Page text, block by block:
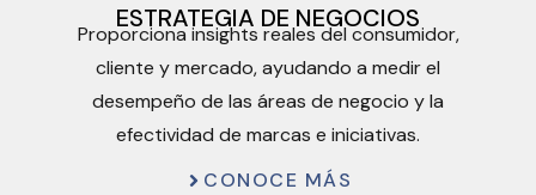
ESTRATEGIA DE NEGOCIOS
Proporciona insights reales del consumidor,
cliente y mercado, ayudando a medir el
desempeño de las áreas de negocio y la
efectividad de marcas e iniciativas.​
CONOCE MÁS